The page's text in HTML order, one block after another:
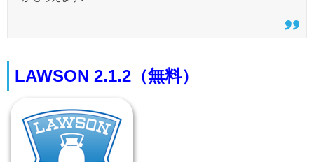
LAWSON 2.1.2（無料）